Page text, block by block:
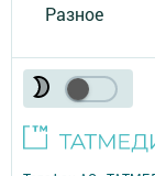
Разное